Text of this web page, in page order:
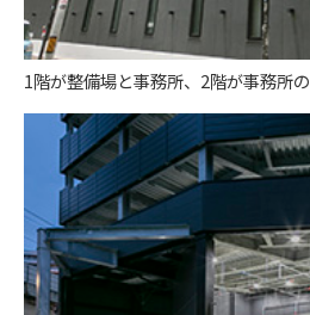
1階が整備場と事務所、2階が事務所